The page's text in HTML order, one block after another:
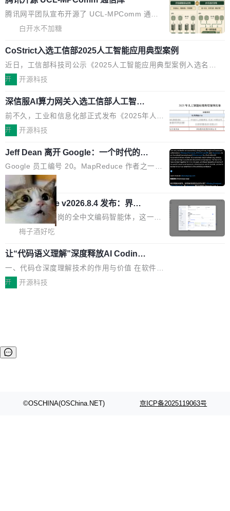
流仅能覆盖资本开支的12...
的差异点。 异步后台 agent：Muse Code 有一
个主 agent 循环，外加一组后台 agent。这些后
腾讯网平团队宣布开源了 UCL-MPComm 通信
库，并将作为transport接入Mooncake TENT。
求进行了深度优化，能够实现数据中心内大规模
计算节点间多种内存类型的高性能通信。 UCL-
MPComm将作为一种传输引擎接入Mooncake T
传输性能最高提升5倍。UCL-MPComm底层基
于自研UCL-Engine通信引擎，后续腾讯网平将
持续开源更多基于UCL-Engine的高性能通信组
件。 腾讯网平团队在UCL-MPComm中实现了一
个独立于业务线程的全局通信引擎（Engine），
并实...
白开水不加糖
CoStrict入选工信部2025人工智能应用典型案例
近日，工信部科技司公示《2025人工智能应用典型案例入选名
单》，深信服“面向企业研发场景的开源 AI 编程平台 CoStrict 应
署，助力企业AI研发安全落地 当前，越来越多企业已经开始引入 AI
Coding 工具，通过调用公有云模型或企业内部部署模型提升研发
效率。但随着 AI Coding 从个人辅助工具逐步走向团队级、组织级
应用，企业在规模化落地过程中，对安全性、可控性和代码质量提
出了更高要求。 首先是数据安全与合规要求。对于大多数普通研发
场景，公有云模型能够满足快速试用和效率提升的需求。但对于金
融、能源、医疗等对数据安全要求较...
开 开源科技
深信服AI算力网关入选工信部人工智能
应用典型案例！
前不久，工业和信息化部正式发布《2025年人工
智能应用典型案例名单》，集中展示人工智能在
产品应用、支撑保障、专题等五大方向。深信服
AI算力网关（AI创新平台）成功入选！ 随着各行
各业的Agent走向规模化建设，算力构成形态逐
渐丰富，用户关注的重点也在发生变化：不只是
让AI用起来，还要进一步看清混合算力时代下，
Token花在哪里、算力是否被充分利用，以及持
续增长的AI成本该如何优化。 深信服AI算力网关
理两个方面，让用户的每一份算力都看得清、管
得住、用得稳、省得下、更安全！ 一、从现在开
始，Token使用一目...
开 开源科技
Jeff Dean 离开 Google：一个时代的结
束，一个实验室的开始
Google 员工编号 20。MapReduce 作者之一。
Bigtable 作者之一。TensorFlow 的作者之一。
Gemini 的架构师。Google 首席科学家。 Jeff D
ean 在 Google 工作了 27 年后，宣布离职。 他
不是一个人走。一同离开的还有 Sanjay Ghema
wat（Google 员工编号 23，Jeff Dean 二十多
作者）、Quoc Le（Google 大脑核心成员，Se
q2Seq 和 DocAI 的共同发明人）以及 Oriol Vin
yals（Gemini 联合负责人，AlphaSta...
局
🔥 SolonCode v2026.8.4 发布：界面
字体可调、22 种语言、记忆搜索增强
打开终端就能上岗的全中文编码智能体，这一轮
把「看得清、用母语、记得住」三件事一次补
耳科技研发的企业级终端编码智能体——一位全
中文驱动的数字员工，自主理解需求、规划步
骤、编写代码。不挑模型、不挑平台，curl 一行
梅子酒好吃
让“代码语义理解”深度释放AI Coding
价值潜能：华为云码道（CodeArts）
代码仓技术解析
一、代码仓深度理解技术的作用与价值 在软件工
程实践中，代码仓是企业核心知识资产的主要载
件之中，形成高度复杂的知识关联网络。传统的
理解大规模代码仓时面临显著"代码仓理解"瓶
开 开源科技
©OSCHINA(OSChina.NET) 京ICP备2025119063号